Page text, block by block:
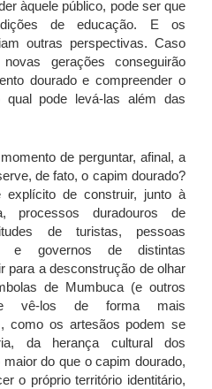
àquele público, pode ser que
de educação. E os
outras perspectivas. Caso
gerações conseguirão
dourado e compreender o
qual pode levá-las além das
de perguntar, afinal, a
de fato, o capim dourado?
de construir, junto à
processos duradouros de
de turistas, pessoas
e governos de distintas
para a desconstrução de olhar
de Mumbuca (e outros
e vê-los de forma mais
como os artesãos podem se
da herança cultural dos
do que o capim dourado,
o próprio território identitário,